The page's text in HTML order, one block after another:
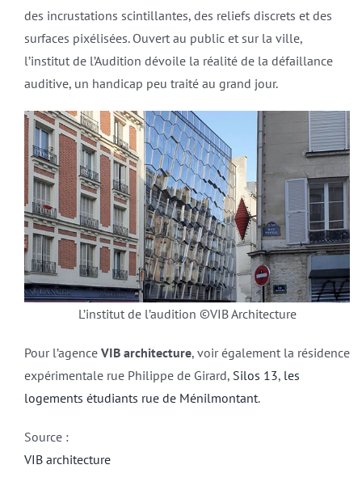
des incrustations scintillantes, des reliefs discrets et des
surfaces pixélisées. Ouvert au public et sur la ville,
l’institut de l’Audition dévoile la réalité de la défaillance
auditive, un handicap peu traité au grand jour.
L’institut de l’audition ©VIB Architecture
Pour l’agence VIB architecture, voir également la résidence
expérimentale rue Philippe de Girard, Silos 13,les
logements étudiants rue de Ménilmontant.
Source :
VIB architecture